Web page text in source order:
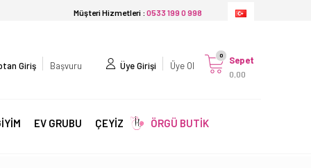
Müşteri Hizmetleri : 0533 199 0 998
Başvuru
Giriş Üye Girişi Üye Ol Sepet
0,00
0
EV GRUBU ÇEYİZ ÖRGÜ BUTİK